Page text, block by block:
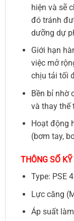
hiện và sẽ
đó tránh
dưỡng dự
Giới hạn
việc mở
chịu tải tối
Bền bỉ nhờ
và thay thế
Hoạt động
(bơm tay,
THÔNG SỐ
Type: PSE
Lực căng
Áp suất